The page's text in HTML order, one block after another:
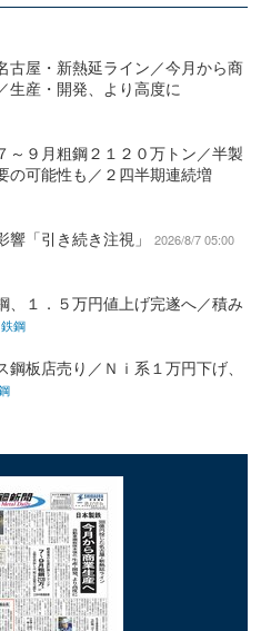
古屋・新熱延ライン／今月から商
生産・開発、より高度に
～９月粗鋼２１２０万トン／半製
の可能性も／２四半期連続増
「引き続き注視」
2026/8/7 05:00
、１．５万円値上げ完遂へ／積み
鉄鋼
板店売り／Ｎｉ系１万円下げ、